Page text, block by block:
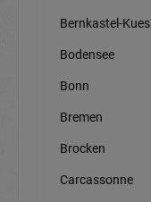
Bernkastel-Kues
Bodensee
Bonn
Bremen
Brocken
Carcassonne